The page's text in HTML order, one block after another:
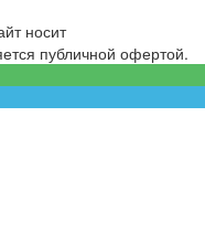
носит
публичной офертой.